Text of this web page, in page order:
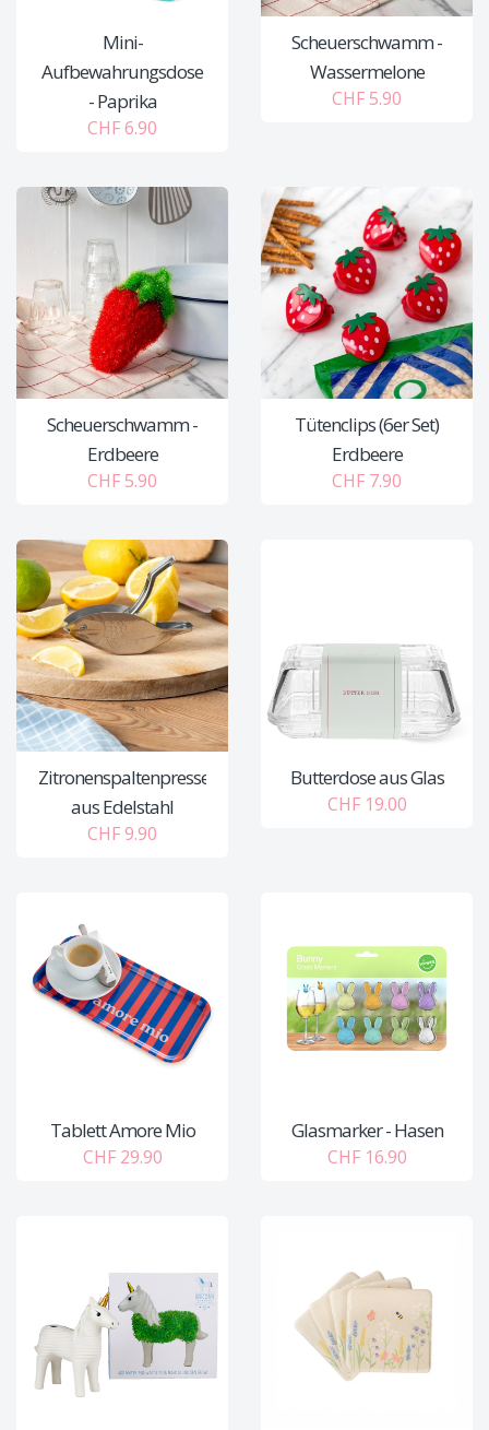
Mini-
Aufbewahrungsdose
- Paprika
CHF 6.90
Scheuerschwamm -
Wassermelone
CHF 5.90
Scheuerschwamm -
Erdbeere
CHF 5.90
Tütenclips (6er Set)
Erdbeere
CHF 7.90
Zitronenspaltenpresse
aus Edelstahl
CHF 9.90
Butterdose aus Glas
CHF 19.00
Tablett Amore Mio
CHF 29.90
Glasmarker - Hasen
CHF 16.90